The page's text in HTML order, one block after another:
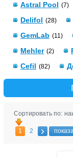
Astral Pool (7)
Delifol (28)
GemLab (11)
Mehler (2)
Cefil (82)
Сортировать по:
1 2